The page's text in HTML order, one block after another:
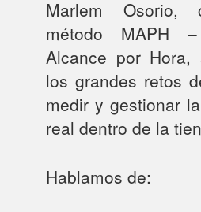
Marlem Osorio,
método MAPH
Alcance por
los grandes retos
medir y gestionar
real dentro de la
Hablamos de: